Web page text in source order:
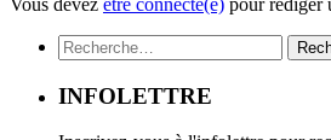
Rechercher :
INFOLETTRE